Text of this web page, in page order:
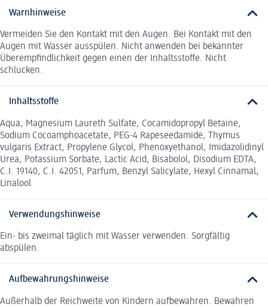
Warnhinweise
Vermeiden Sie den Kontakt mit den Augen. Bei Kontakt mit den
Augen mit Wasser ausspülen. Nicht anwenden bei bekannter
Überempfindlichkeit gegen einen der Inhaltsstoffe. Nicht
schlucken.
Inhaltsstoffe
Aqua, Magnesium Laureth Sulfate, Cocamidopropyl Betaine,
Sodium Cocoamphoacetate, PEG-4 Rapeseedamide, Thymus
vulgaris Extract, Propylene Glycol, Phenoxyethanol, Imidazolidinyl
Urea, Potassium Sorbate, Lactic Acid, Bisabolol, Disodium EDTA,
C.I. 19140, C.I. 42051, Parfum, Benzyl Salicylate, Hexyl Cinnamal,
Linalool
Verwendungshinweise
Ein- bis zweimal täglich mit Wasser verwenden. Sorgfältig
abspülen.
Aufbewahrungshinweise
Außerhalb der Reichweite von Kindern aufbewahren. Bewahren